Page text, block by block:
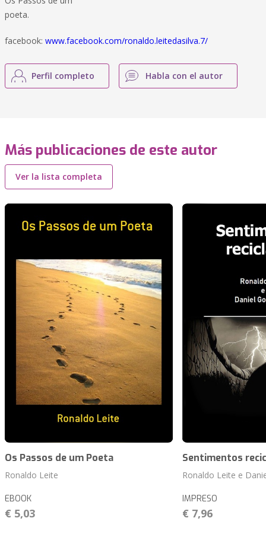
poeta.
facebook: www.facebook.com/ronaldo.leitedasilva.7/
Perfil completo Habla con el autor
Más publicaciones de este autor
Ver la lista completa
Os Passos de um Poeta
Ronaldo Leite
EBOOK
€ 5,03
Sentimentos
Ronaldo Leite e
IMPRESO
€ 7,96